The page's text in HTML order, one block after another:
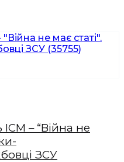
– “Війна не
ЗСУ